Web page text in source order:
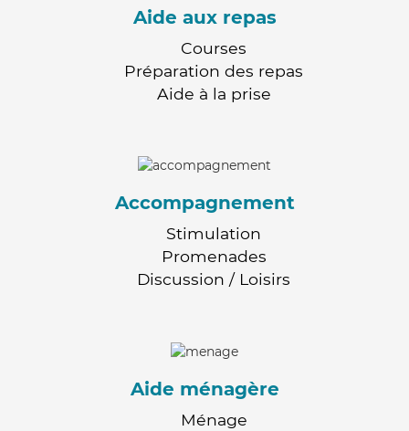
Aide aux repas
Courses
Préparation des repas
Aide à la prise
Accompagnement
Stimulation
Promenades
Discussion / Loisirs
Aide ménagère
Ménage